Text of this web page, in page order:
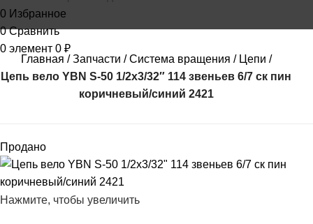
0 Избранное
0 Сравнить
0 элемент 0 ₽
Главная
Запчасти Система вращения
Цепи
Цепь вело YBN S-50 1/2х3/32″ 114 звеньев 6/7 ск пин
коричневый/синий 2421
Продано
Нажмите, чтобы увеличить